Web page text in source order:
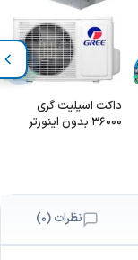
داکت اسپلیت گری
36000 بدون اینورتر
نظرات (0)